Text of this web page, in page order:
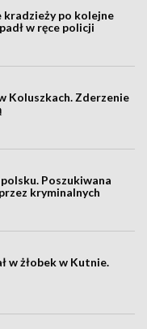
kradzieży po kolejne
w ręce policji
Koluszkach. Zderzenie
Poszukiwana
kryminalnych
w żłobek w Kutnie.